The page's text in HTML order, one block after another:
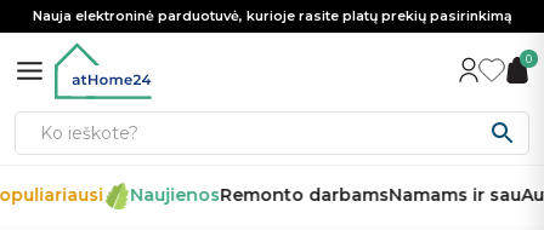
Nauja elektroninė parduotuvė, kurioje rasite platų prekių pasirinkimą
0
NaujienosRemonto darbamsNamams ir sau